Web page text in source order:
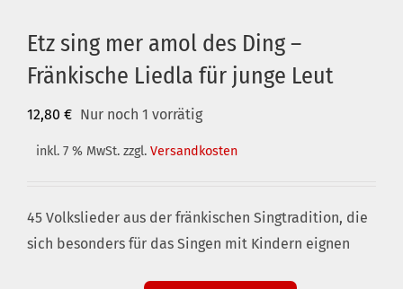
Etz sing mer amol des Ding –
Fränkische Liedla für junge Leut
12,80 € Nur noch 1 vorrätig
inkl. 7 % MwSt. zzgl. Versandkosten
45 Volkslieder aus der fränkischen Singtradition, die
sich besonders für das Singen mit Kindern eignen